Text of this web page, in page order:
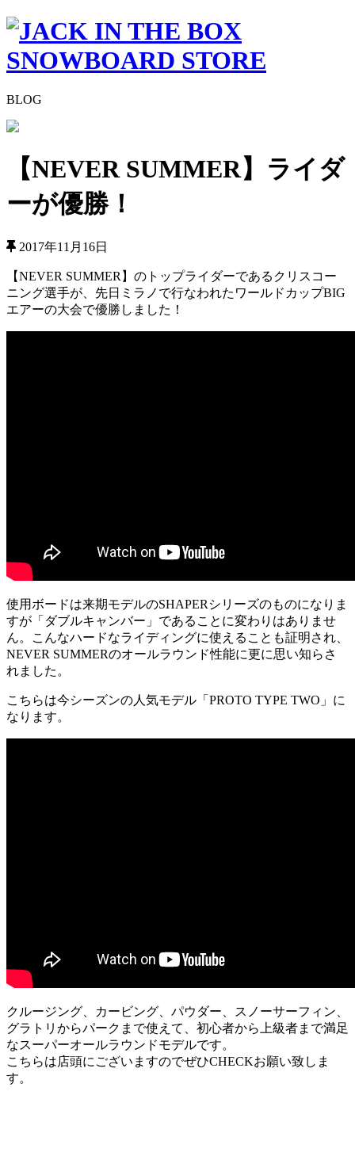
BLOG
【NEVER SUMMER】ライダ
ーが優勝！
2017年11月16日
【NEVER SUMMER】のトップライダーであるクリスコー
ニング選手が、先日ミラノで行なわれたワールドカップBIG
エアーの大会で優勝しました！
使用ボードは来期モデルのSHAPERシリーズのものになりま
すが「ダブルキャンバー」であることに変わりはありませ
ん。こんなハードなライディングに使えることも証明され、
NEVER SUMMERのオールラウンド性能に更に思い知らさ
れました。
こちらは今シーズンの人気モデル「PROTO TYPE TWO」に
なります。
クルージング、カービング、パウダー、スノーサーフィン、
グラトリからパークまで使えて、初心者から上級者まで満足
なスーパーオールラウンドモデルです。
こちらは店頭にございますのでぜひCHECKお願い致しま
す。